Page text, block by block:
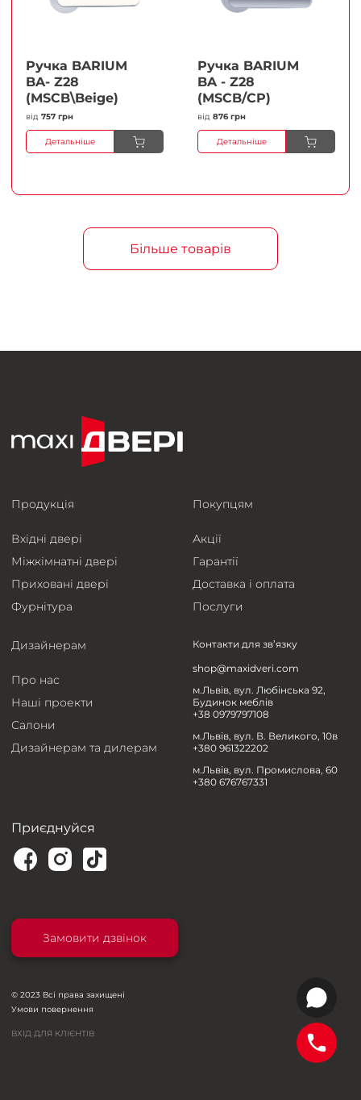
Ручка BARIUM
BA- Z28
(MSCB\Beige)
від 757 грн
Детальніше
Ручка BARIUM
BA - Z28
(MSCB/CP)
від 876 грн
Детальніше
Більше товарів
Продукція
Вхідні двері
Міжкімнатні двері
Приховані двері
Фурнітура
Покупцям
Акції
Гарантії
Доставка і оплата
Послуги
Дизайнерам
Про нас
Наші проекти
Салони
Дизайнерам та дилерам
Контакти для зв’язку
shop@maxidveri.com
м.Львів, вул. Любінська 92,
Будинок меблів
+38 0979797108
м.Львів, вул. В. Великого, 10в
+380 961322202
м.Львів, вул. Промислова, 60
+380 676767331
Приєднуйся
Замовити дзвінок
© 2023 Всі права захищені
Умови повернення
ВХІД ДЛЯ КЛІЄНТІВ